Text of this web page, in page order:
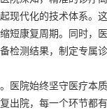
现代化的技术体系。
短康复周期。同时，
检测结果，制定专属
医院始终坚守医疗本
出院，每一个环节都